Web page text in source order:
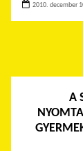
2010. december
A